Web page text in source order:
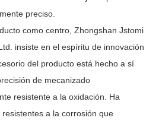
preciso.
como centro, Zhongshan Jstomi
insiste en el espíritu de innovación
del producto está hecho a sí
de mecanizado
resistente a la oxidación. Ha
a la corrosión que